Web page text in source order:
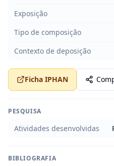
Exposição
Tipo de composição
Contexto de deposição
Ficha IPHAN
PESQUISA
Atividades desenvolvidas
BIBLIOGRAFIA